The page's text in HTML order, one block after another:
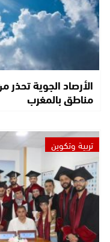
الأرصاد الجوية
مناطق بالمغرب
تربية وتكوين